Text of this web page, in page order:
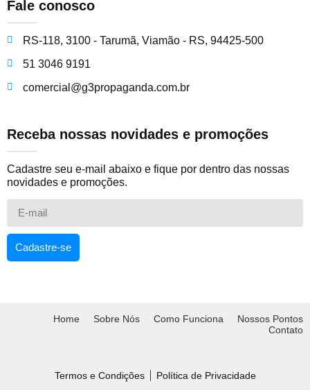
Fale conosco
RS-118, 3100 - Tarumã, Viamão - RS, 94425-500
51 3046 9191
comercial@g3propaganda.com.br
Receba nossas novidades e promoções
Cadastre seu e-mail abaixo e fique por dentro das nossas
novidades e promoções.
Cadastre-se
Termos e Condições Política de Privacidade
Home Sobre Nós Como Funciona
Nossos Pontos
Contato